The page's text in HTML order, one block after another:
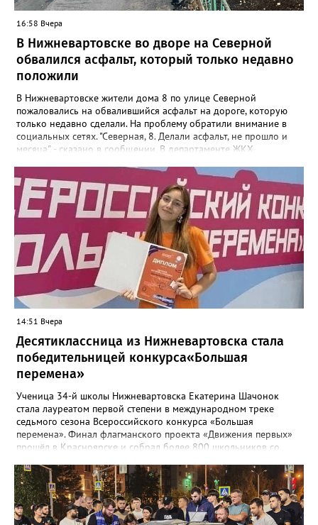
16:58 Вчера
В Нижневартовске во дворе на Северной
обвалился асфальт, который только недавно
положили
В Нижневартовске жители дома 8 по улице Северной
пожаловались на обвалившийся асфальт на дороге, которую
только недавно сделали. На проблему обратили внимание в
социальных сетях. "Северная, 8. Делали асфальт, не прошло и
месяца", - сказано в сообщении. В департаменте ЖКХ
сообщили, что причиной нарушения целостности асфальта
стал "подмыв основания покрытия проезда после обильных
осадков". "Восстановительные работы в рамках гарантийных
обязательств контракта будет проводить подрядная
организация, которая привлекалась ООО "Нижневартовские
коммунальные системы", срок до 15 августа 2026 года.
В настоящее время приемка работ со стороны ООО "НКС" не
осуществлялась. Восстановление за счет средств подрядной
организации", - рассказали в департаменте.
14:51 Вчера
Десятиклассница из Нижневартовска стала
победительницей конкурса«Большая
перемена»
Ученица 34-й школы Нижневартовска Екатерина Шачонок
стала лауреатом первой степени в международном треке
седьмого сезона Всероссийского конкурса «Большая
перемена». Финал флагманского проекта «Движения первых»
прошёл в Красноярске и собрал более 800 школьников со
защищала перед экспертным жюри социально значимые
проекты. В финале конкурсанты представили три инициативы:
годовую программу адаптации для студентов-иностранцев
медицинского университета, проект о путешествиях по России